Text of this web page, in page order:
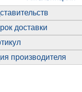
доставки
производителя